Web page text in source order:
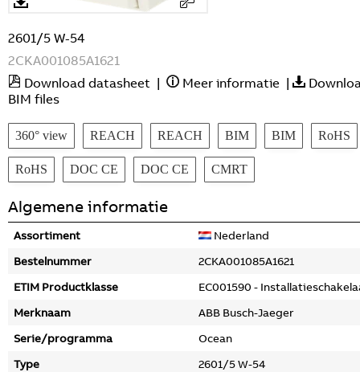
2601/5 W-54
2CKA001085A1621
Download datasheet | Meer informatie |
BIM files
360° view REACH REACH BIM BIM RoHS
RoHS DOC CE DOC CE CMRT
Algemene informatie
Assortiment
Nederland
Bestelnummer
2CKA001085A1621
ETIM Productklasse
EC001590 -
Merknaam
ABB Busch-Jaeger
Serie/programma
Ocean
Type
2601/5 W-54